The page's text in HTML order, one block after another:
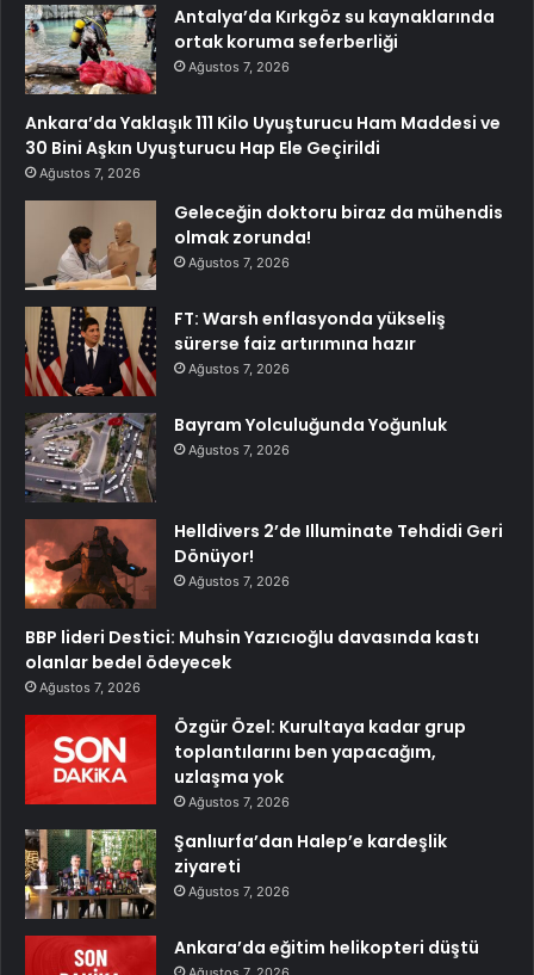
Antalya’da Kırkgöz su kaynaklarında
ortak koruma seferberliği
Ağustos 7, 2026
Ankara’da Yaklaşık 111 Kilo Uyuşturucu Ham Maddesi ve
30 Bini Aşkın Uyuşturucu Hap Ele Geçirildi
Ağustos 7, 2026
Geleceğin doktoru biraz da mühendis
olmak zorunda!
Ağustos 7, 2026
FT: Warsh enflasyonda yükseliş
sürerse faiz artırımına hazır
Ağustos 7, 2026
Bayram Yolculuğunda Yoğunluk
Ağustos 7, 2026
Helldivers 2’de Illuminate Tehdidi Geri
Dönüyor!
Ağustos 7, 2026
BBP lideri Destici: Muhsin Yazıcıoğlu davasında kastı
olanlar bedel ödeyecek
Ağustos 7, 2026
Özgür Özel: Kurultaya kadar grup
toplantılarını ben yapacağım,
uzlaşma yok
Ağustos 7, 2026
Şanlıurfa’dan Halep’e kardeşlik
ziyareti
Ağustos 7, 2026
Ankara’da eğitim helikopteri düştü